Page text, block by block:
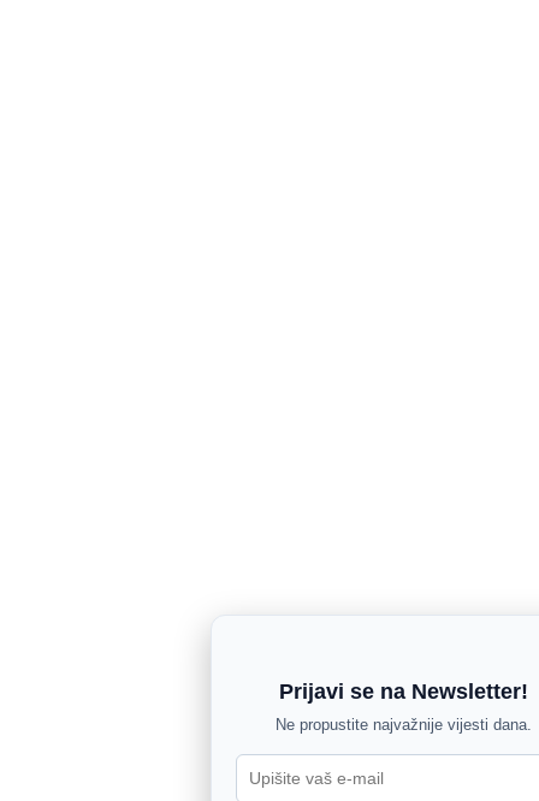
Prijavi se na Newsletter!
Ne propustite najvažnije vijesti dana.